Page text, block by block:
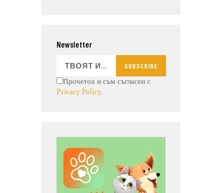
Newsletter
SUBSCRIBE
Прочетох и съм съгласен с
Privacy Policy.